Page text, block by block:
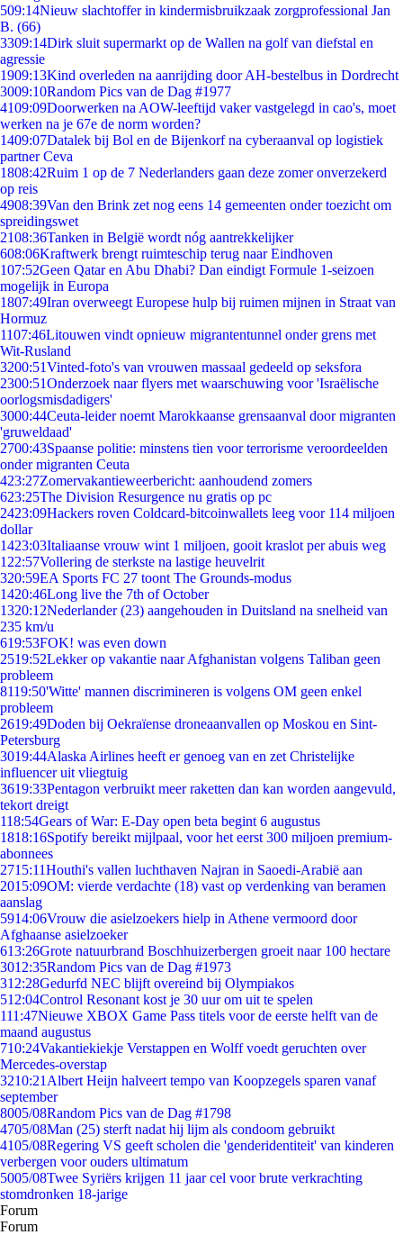
509:14Nieuw slachtoffer in kindermisbruikzaak zorgprofessional Jan
B. (66)
3309:14Dirk sluit supermarkt op de Wallen na golf van diefstal en
agressie
1909:13Kind overleden na aanrijding door AH-bestelbus in Dordrecht
3009:10Random Pics van de Dag #1977
4109:09Doorwerken na AOW-leeftijd vaker vastgelegd in cao's, moet
werken na je 67e de norm worden?
1409:07Datalek bij Bol en de Bijenkorf na cyberaanval op logistiek
partner Ceva
1808:42Ruim 1 op de 7 Nederlanders gaan deze zomer onverzekerd
op reis
4908:39Van den Brink zet nog eens 14 gemeenten onder toezicht om
spreidingswet
2108:36Tanken in België wordt nóg aantrekkelijker
608:06Kraftwerk brengt ruimteschip terug naar Eindhoven
107:52Geen Qatar en Abu Dhabi? Dan eindigt Formule 1-seizoen
mogelijk in Europa
1807:49Iran overweegt Europese hulp bij ruimen mijnen in Straat van
Hormuz
1107:46Litouwen vindt opnieuw migrantentunnel onder grens met
Wit-Rusland
3200:51Vinted-foto's van vrouwen massaal gedeeld op seksfora
2300:51Onderzoek naar flyers met waarschuwing voor 'Israëlische
oorlogsmisdadigers'
3000:44Ceuta-leider noemt Marokkaanse grensaanval door migranten
'gruweldaad'
2700:43Spaanse politie: minstens tien voor terrorisme veroordeelden
onder migranten Ceuta
423:27Zomervakantieweerbericht: aanhoudend zomers
623:25The Division Resurgence nu gratis op pc
2423:09Hackers roven Coldcard-bitcoinwallets leeg voor 114 miljoen
dollar
1423:03Italiaanse vrouw wint 1 miljoen, gooit kraslot per abuis weg
1 22:57Vollering de sterkste na lastige heuvelrit
320:59EA Sports FC 27 toont The Grounds-modus
1420:46Long live the 7th of October
1320:12Nederlander (23) aangehouden in Duitsland na snelheid van
235 km/u
619:53FOK! was even down
2519:52Lekker op vakantie naar Afghanistan volgens Taliban geen
probleem
8119:50'Witte' mannen discrimineren is volgens OM geen enkel
probleem
2619:49Doden bij Oekraïense droneaanvallen op Moskou en Sint-
Petersburg
3019:44Alaska Airlines heeft er genoeg van en zet Christelijke
influencer uit vliegtuig
3619:33Pentagon verbruikt meer raketten dan kan worden aangevuld,
tekort dreigt
118:54Gears of War: E-Day open beta begint 6 augustus
1818:16Spotify bereikt mijlpaal, voor het eerst 300 miljoen premium-
abonnees
2715:11Houthi's vallen luchthaven Najran in Saoedi-Arabië aan
2015:09OM: vierde verdachte (18) vast op verdenking van beramen
aanslag
5914:06Vrouw die asielzoekers hielp in Athene vermoord door
Afghaanse asielzoeker
613:26Grote natuurbrand Boschhuizerbergen groeit naar 100 hectare
3012:35Random Pics van de Dag #1973
312:28Gedurfd NEC blijft overeind bij Olympiakos
512:04Control Resonant kost je 30 uur om uit te spelen
111:47Nieuwe XBOX Game Pass titels voor de eerste helft van de
maand augustus
710:24Vakantiekiekje Verstappen en Wolff voedt geruchten over
Mercedes-overstap
3210:21 Albert Heijn halveert tempo van Koopzegels sparen vanaf
september
8005/08Random Pics van de Dag #1798
4705/08Man (25) sterft nadat hij lijm als condoom gebruikt
4105/08Regering VS geeft scholen die 'genderidentiteit' van kinderen
verbergen voor ouders ultimatum
5005/08Twee Syriërs krijgen 11 jaar cel voor brute verkrachting
stomdronken 18-jarige
Forum
Forum